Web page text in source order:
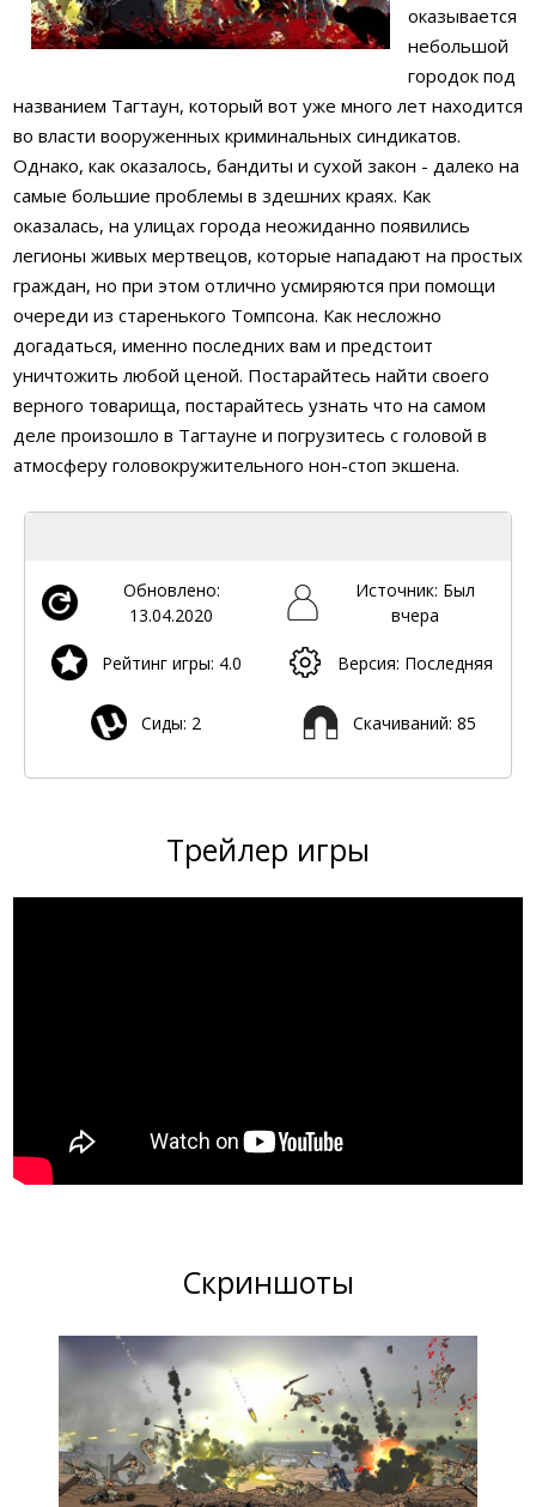
оказывается
небольшой
городок под
названием Тагтаун, который вот уже много лет находится
во власти вооруженных криминальных синдикатов.
Однако, как оказалось, бандиты и сухой закон - далеко на
самые большие проблемы в здешних краях. Как
оказалась, на улицах города неожиданно появились
легионы живых мертвецов, которые нападают на простых
граждан, но при этом отлично усмиряются при помощи
очереди из старенького Томпсона. Как несложно
догадаться, именно последних вам и предстоит
уничтожить любой ценой. Постарайтесь найти своего
верного товарища, постарайтесь узнать что на самом
деле произошло в Тагтауне и погрузитесь с головой в
атмосферу головокружительного нон-стоп экшена.
Обновлено:
13.04.2020
Источник: Был
вчера
Рейтинг игры: 4.0 Версия: Последняя
Сиды: 2 Скачиваний: 85
Трейлер игры
Скриншоты